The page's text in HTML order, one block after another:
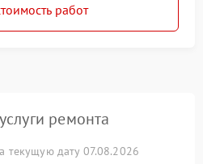
работ
ремонта
текущую дату 07.08.2026